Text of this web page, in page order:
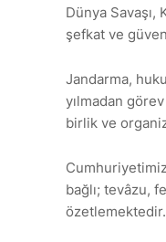
Dünya Savaşı,
şefkat ve
Jandarma,
yılmadan
birlik ve
bağlı; tevâzu,
özetlemektedir.